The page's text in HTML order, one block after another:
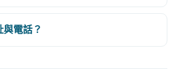
電話？